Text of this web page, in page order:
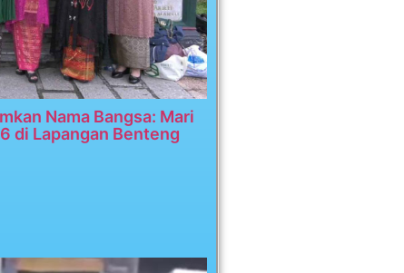
Nama Bangsa: Mari
di Lapangan Benteng